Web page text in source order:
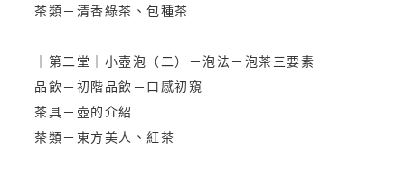
茶類－清香綠茶、包種茶
｜第二堂｜小壺泡（二）－泡法－泡茶三要素
品飲－初階品飲－口感初窺
茶具－壺的介紹
茶類－東方美人、紅茶